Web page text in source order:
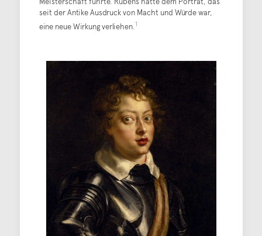
seit der Antike Ausdruck von Macht und Würde war,
eine neue Wirkung verliehen.1